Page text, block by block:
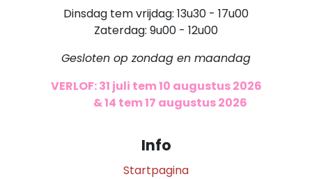
Dinsdag tem vrijdag: 13u30 - 17u00
Zaterdag: 9u00 - 12u00
Gesloten op zondag en maandag
VERLOF: 31 juli tem 10 augustus 2026
& 14 tem 17 augustus 2026
Info
Startpagina